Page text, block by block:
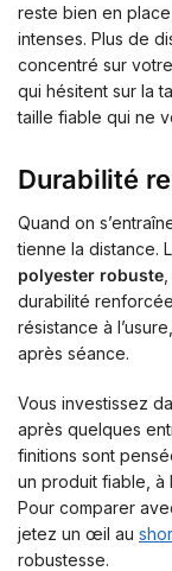
reste bien en
intenses. Plus de
concentré sur
qui hésitent sur la
taille fiable qui ne
Durabilité
Quand on
tienne la distance.
polyester robuste
durabilité
résistance à
après séance.
Vous investissez
après quelques
finitions sont
un produit fiable, à
Pour comparer
jetez un œil au
robustesse.